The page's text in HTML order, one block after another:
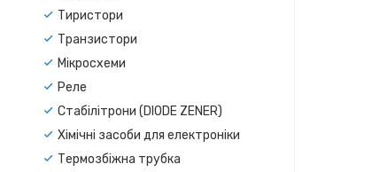
Тиристори
Транзистори
Мікросхеми
Реле
Стабілітрони (DIODE ZENER)
Хімічні засоби для електроніки
Термозбіжна трубка